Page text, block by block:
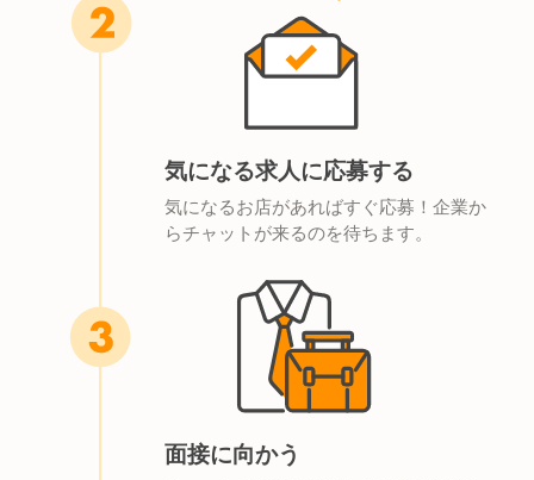
気になる求人に応募する
気になるお店があればすぐ応募！企業か
らチャットが来るのを待ちます。
面接に向かう